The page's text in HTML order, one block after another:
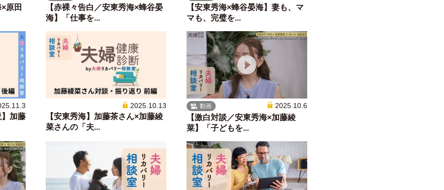
原田
【赤裸々告白／安東秀海×蜂谷晏
海】「仕事を...
【安東秀海×蜂谷晏海】妻も、マ
マも、完璧を...
】加藤
2025.10.13
【安東秀海】加藤茶さん×加藤綾
菜さんの「夫...
動画 2025.10.6
【激白対談／安東秀海×加藤綾
菜】「子どもを...